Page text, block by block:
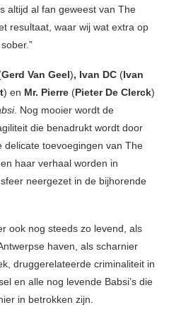
altijd al fan geweest van The
resultaat, waar wij wat extra op
Gerd Van Geel), Ivan DC (Ivan
) en Mr. Pierre (Pieter De Clerck)
. Nog mooier wordt de
die benadrukt wordt door
toevoegingen van The
haar verhaal worden in
neergezet in de bijhorende
ook nog steeds zo levend, als
haven, als scharnier
druggerelateerde criminaliteit in
en alle nog levende Babsi’s die
in betrokken zijn.